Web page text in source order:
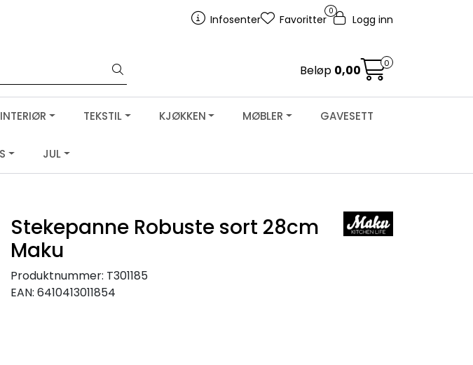
Infosenter
0
Favoritter Logg inn
Beløp 0,00 0
INTERIØR TEKSTIL KJØKKEN MØBLER GAVESETT
JUL
Stekepanne Robuste sort 28cm
Maku
Produktnummer: T301185
EAN: 6410413011854